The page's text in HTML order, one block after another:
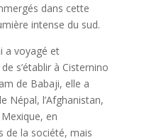
dans cette
intense du sud.
a voyagé et
s’établir à Cisternino
de Babaji, elle a
Népal, l’Afghanistan,
en
de la société, mais